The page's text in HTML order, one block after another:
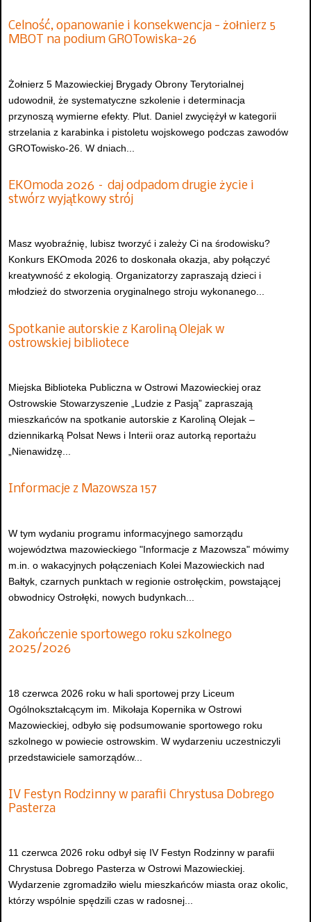
Celność, opanowanie i konsekwencja - żołnierz 5
MBOT na podium GROTowiska-26
Żołnierz 5 Mazowieckiej Brygady Obrony Terytorialnej
udowodnił, że systematyczne szkolenie i determinacja
przynoszą wymierne efekty. Plut. Daniel zwyciężył w kategorii
strzelania z karabinka i pistoletu wojskowego podczas zawodów
GROTowisko-26. W dniach...
EKOmoda 2026 – daj odpadom drugie życie i
stwórz wyjątkowy strój
Masz wyobraźnię, lubisz tworzyć i zależy Ci na środowisku?
Konkurs EKOmoda 2026 to doskonała okazja, aby połączyć
kreatywność z ekologią. Organizatorzy zapraszają dzieci i
młodzież do stworzenia oryginalnego stroju wykonanego...
Spotkanie autorskie z Karoliną Olejak w
ostrowskiej bibliotece
Miejska Biblioteka Publiczna w Ostrowi Mazowieckiej oraz
Ostrowskie Stowarzyszenie „Ludzie z Pasją” zapraszają
mieszkańców na spotkanie autorskie z Karoliną Olejak –
dziennikarką Polsat News i Interii oraz autorką reportażu
„Nienawidzę...
Informacje z Mazowsza 157
W tym wydaniu programu informacyjnego samorządu
województwa mazowieckiego "Informacje z Mazowsza" mówimy
m.in. o wakacyjnych połączeniach Kolei Mazowieckich nad
Bałtyk, czarnych punktach w regionie ostrołęckim, powstającej
obwodnicy Ostrołęki, nowych budynkach...
Zakończenie sportowego roku szkolnego
2025/2026
18 czerwca 2026 roku w hali sportowej przy Liceum
Ogólnokształcącym im. Mikołaja Kopernika w Ostrowi
Mazowieckiej, odbyło się podsumowanie sportowego roku
szkolnego w powiecie ostrowskim. W wydarzeniu uczestniczyli
przedstawiciele samorządów...
IV Festyn Rodzinny w parafii Chrystusa Dobrego
Pasterza
11 czerwca 2026 roku odbył się IV Festyn Rodzinny w parafii
Chrystusa Dobrego Pasterza w Ostrowi Mazowieckiej.
Wydarzenie zgromadziło wielu mieszkańców miasta oraz okolic,
którzy wspólnie spędzili czas w radosnej...